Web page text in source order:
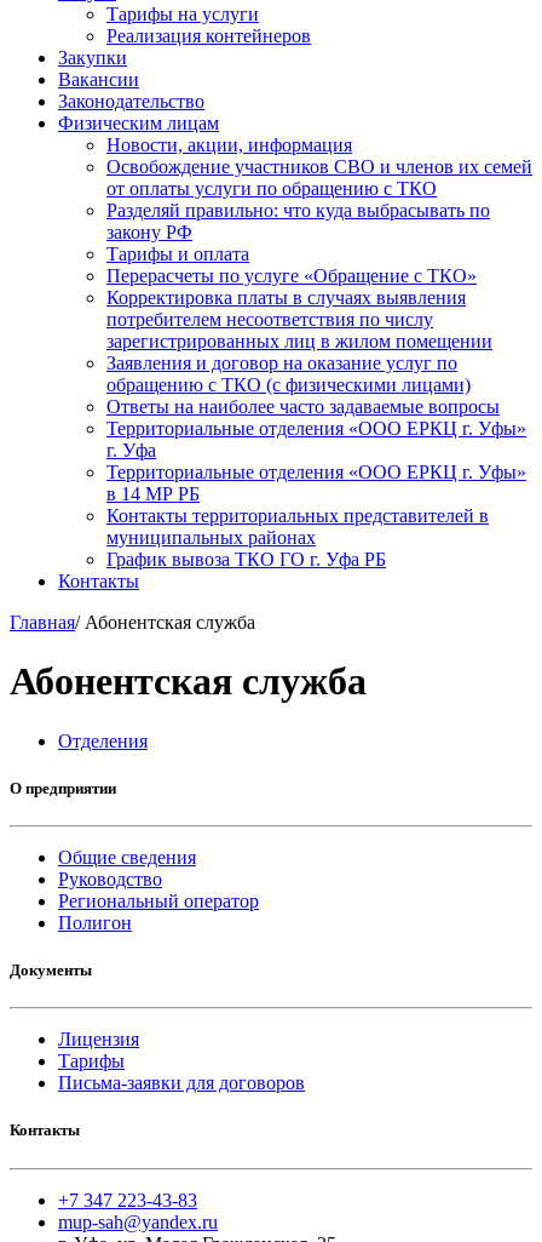
Тарифы на услуги
Реализация контейнеров
Закупки
Вакансии
Законодательство
Физическим лицам
Новости, акции, информация
Освобождение участников СВО и членов их семей
от оплаты услуги по обращению с ТКО
Разделяй правильно: что куда выбрасывать по
закону РФ
Тарифы и оплата
Перерасчеты по услуге «Обращение с ТКО»
Корректировка платы в случаях выявления
потребителем несоответствия по числу
зарегистрированных лиц в жилом помещении
Заявления и договор на оказание услуг по
обращению с ТКО (с физическими лицами)
Ответы на наиболее часто задаваемые вопросы
Территориальные отделения «ООО ЕРКЦ г. Уфы»
г. Уфа
Территориальные отделения «ООО ЕРКЦ г. Уфы»
в 14 МР РБ
Контакты территориальных представителей в
муниципальных районах
График вывоза ТКО ГО г. Уфа РБ
Контакты
Главная/ Абонентская служба
Абонентская служба
Отделения
О предприятии
Общие сведения
Руководство
Региональный оператор
Полигон
Документы
Лицензия
Тарифы
Письма-заявки для договоров
Контакты
+7 347 223-43-83
mup-sah@yandex.ru